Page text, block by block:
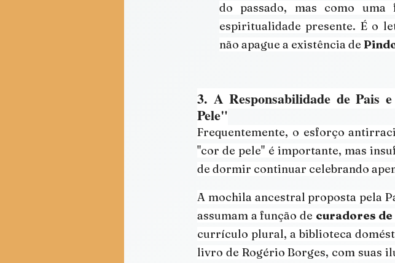
do passado, mas como
espiritualidade presente. É o
não apague a existência de
3. A Responsabilidade de Pais
Pele"
Frequentemente, o esforço
"cor de pele" é importante, mas
de dormir continuar celebrando
A mochila ancestral proposta pela
assumam a função de curadores
currículo plural, a biblioteca
livro de Rogério Borges, com suas